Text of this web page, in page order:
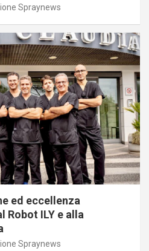
Spraynews
ed eccellenza
Robot ILY e alla
Spraynews